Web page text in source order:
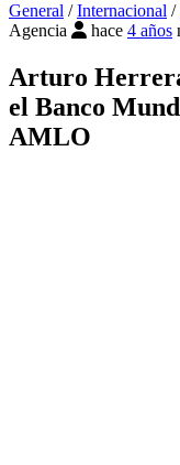
General /Internacional /
Agencia
hace 4 años
Arturo
el Banco
AMLO